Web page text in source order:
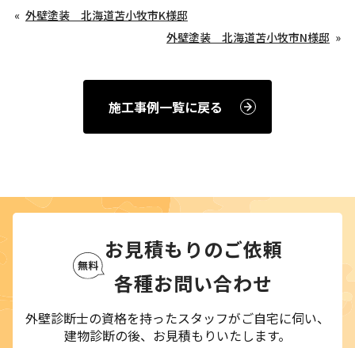
外壁塗装 北海道苫小牧市K様邸
外壁塗装 北海道苫小牧市N様邸
施工事例一覧に戻る
お見積もりのご依頼
各種お問い合わせ
外壁診断士の資格を持ったスタッフがご自宅に伺い、
建物診断の後、お見積もりいたします。